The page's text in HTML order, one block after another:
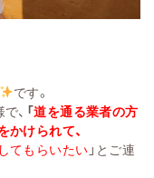
です。
、 「道を通る業者の方
けられて、
てもらいたい 」とご連